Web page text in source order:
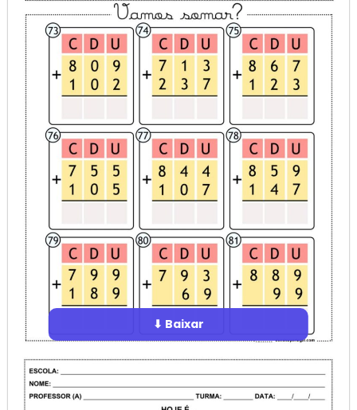
⬇ Baixar